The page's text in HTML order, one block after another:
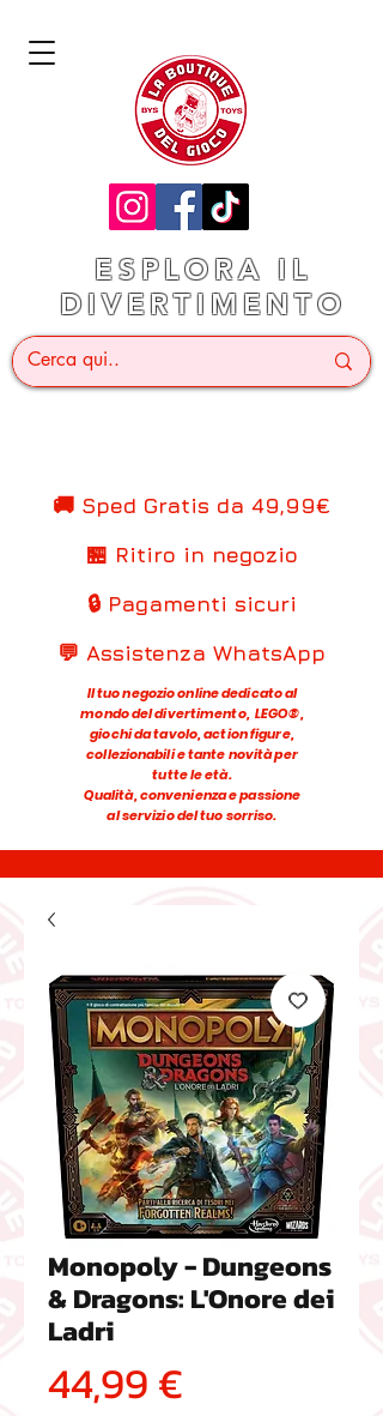
ESPLORA IL
DIVERTIMENTO
🚚 Sped Gratis da 49,99€
🏪 Ritiro in negozio
🔒 Pagamenti sicuri
💬 Assistenza WhatsApp
Il tuo negozio online dedicato al
mondo del divertimento, LEGO®,
giochi da tavolo, action figure,
collezionabili e tante novità per
tutte le età.
Qualità, convenienza e passione
al servizio del tuo sorriso.
Monopoly - Dungeons
& Dragons: L'Onore dei
Ladri
44,99 €